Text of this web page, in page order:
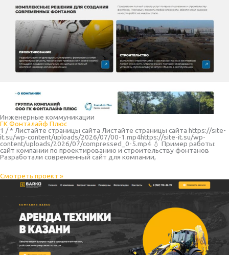
Инженерные коммуникации
ГК Фонталайф Плюс
1 / * Листайте страницы сайта Листайте страницы сайта https://site-
it.su/wp-content/uploads/2026/07/00-1.mp4https://site-it.su/wp-
content/uploads/2026/07/compressed_0-5.mp4 💧 Пример работы:
сайт компании по проектированию и строительству фонтанов
Разработали современный сайт для компании,
Смотреть проект »